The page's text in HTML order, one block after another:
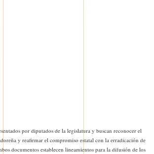
por diputados de la legislatura y buscan reconocer el
y reafirmar el compromiso estatal con la erradicación de
documentos establecen lineamientos para la difusión de los